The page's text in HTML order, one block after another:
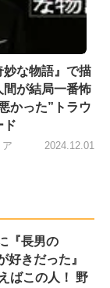
妙な物語』で描
が結局一番怖
かった”トラウ
ド
2024.12.01
『長男の
好きだった』
ばこの人！ 野